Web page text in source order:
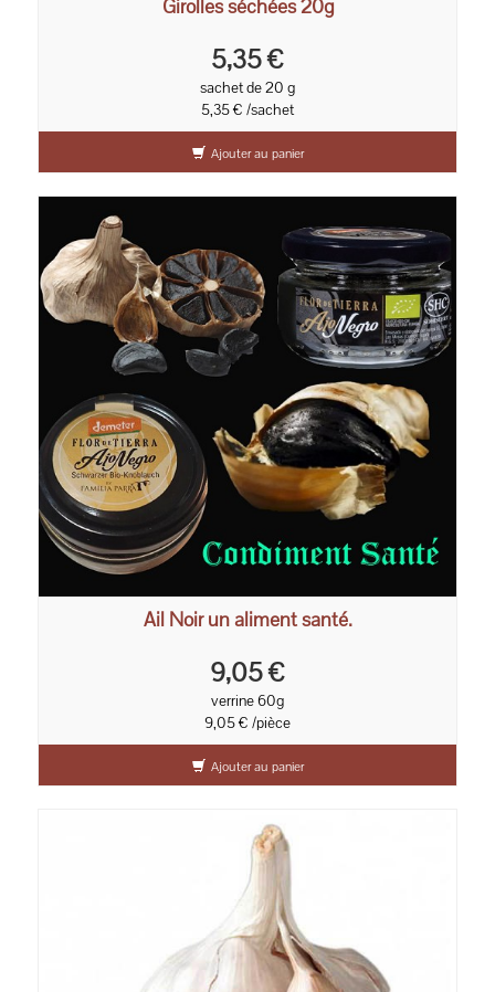
Girolles séchées 20g
5,35 €
sachet de 20 g
5,35 € /sachet
Ajouter au panier
Ail Noir un aliment santé.
9,05 €
verrine 60g
9,05 € /pièce
Ajouter au panier